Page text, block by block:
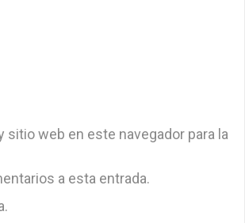
web en este navegador para la
a esta entrada.